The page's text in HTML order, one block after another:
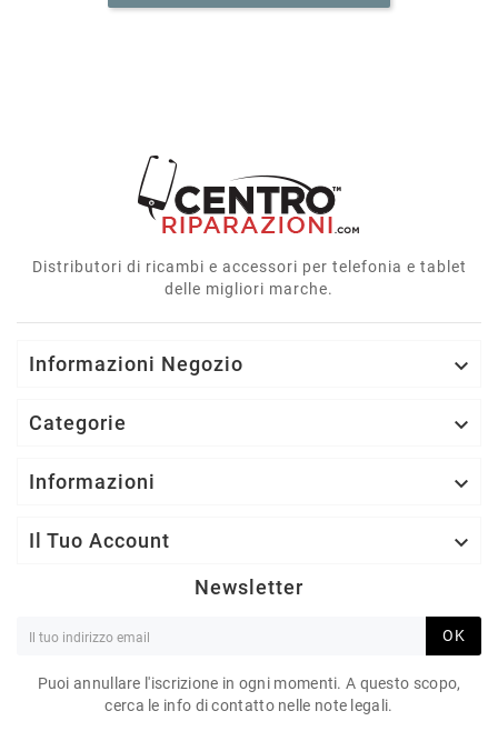
Distributori di ricambi e accessori per telefonia e tablet
delle migliori marche.
Informazioni Negozio 
Categorie 
Informazioni 
Il Tuo Account 
Newsletter
OK
Puoi annullare l'iscrizione in ogni momenti. A questo scopo,
cerca le info di contatto nelle note legali.